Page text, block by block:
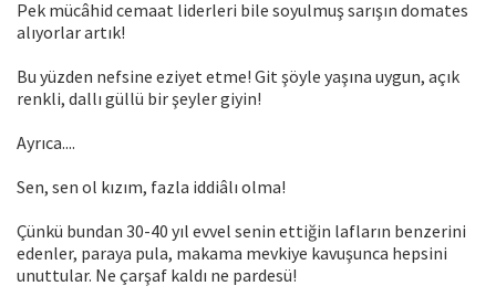
Pek mücâhid cemaat liderleri bile soyulmuş sarışın domates
alıyorlar artık!
Bu yüzden nefsine eziyet etme! Git şöyle yaşına uygun, açık
renkli, dallı güllü bir şeyler giyin!
Ayrıca....
Sen, sen ol kızım, fazla iddiâlı olma!
Çünkü bundan 30-40 yıl evvel senin ettiğin lafların benzerini
edenler, paraya pula, makama mevkiye kavuşunca hepsini
unuttular. Ne çarşaf kaldı ne pardesü!